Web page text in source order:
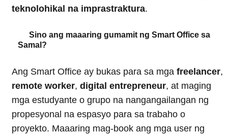
teknolohikal na imprastraktura.
Sino ang maaaring gumamit ng Smart Office sa
Samal?
Ang Smart Office ay bukas para sa mga freelancer,
remote worker, digital entrepreneur, at maging
mga estudyante o grupo na nangangailangan ng
propesyonal na espasyo para sa trabaho o
proyekto. Maaaring mag-book ang mga user ng